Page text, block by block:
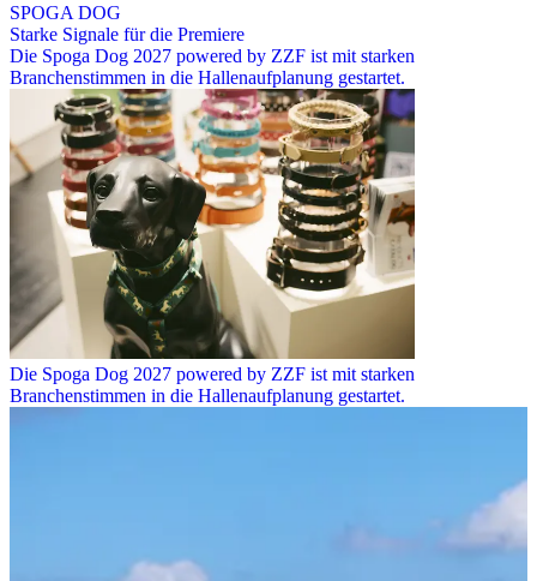
SPOGA DOG
Starke Signale für die Premiere
Die Spoga Dog 2027 powered by ZZF ist mit starken
Branchenstimmen in die Hallenaufplanung gestartet.
Die Spoga Dog 2027 powered by ZZF ist mit starken
Branchenstimmen in die Hallenaufplanung gestartet.